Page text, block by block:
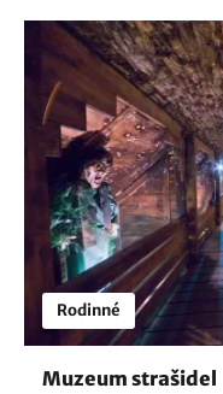
Rodinné
Muzeum strašidel